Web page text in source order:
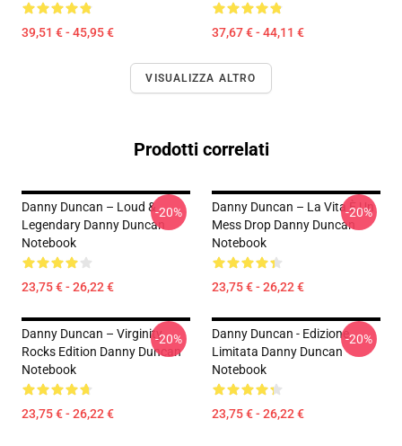
39,51 € - 45,95 € 37,67 € - 44,11 €
VISUALIZZA ALTRO
Prodotti correlati
Danny Duncan – Loud &
Legendary Danny Duncan
Notebook
23,75 € - 26,22 €
-20%
Danny Duncan – La Vita È Un
Mess Drop Danny Duncan
Notebook
23,75 € - 26,22 €
-20%
Danny Duncan – Virginity
Rocks Edition Danny Duncan
Notebook
23,75 € - 26,22 €
-20%
Danny Duncan - Edizione
Limitata Danny Duncan
Notebook
23,75 € - 26,22 €
-20%